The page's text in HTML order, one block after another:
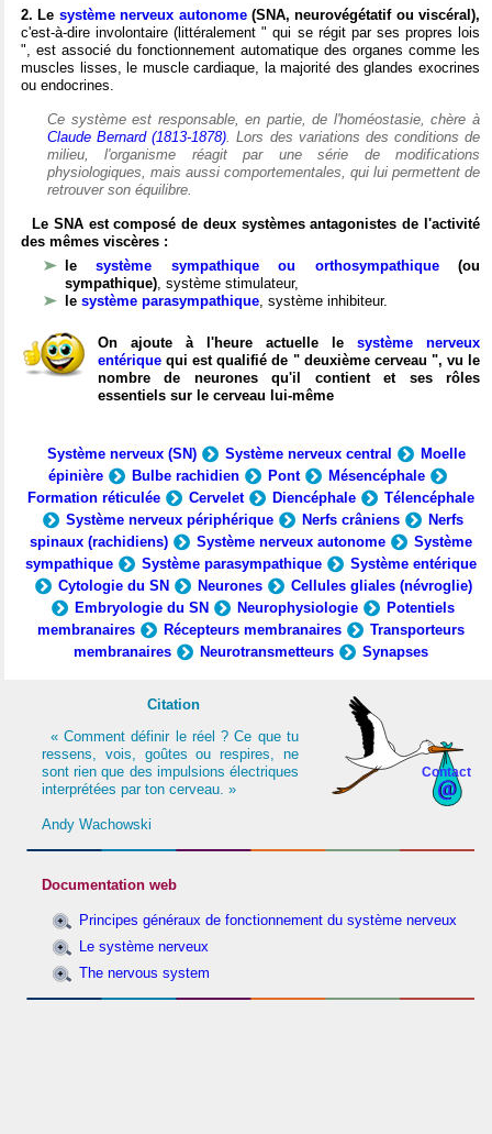
2. Le système nerveux autonome(SNA, neurovégétatif ou viscéral),
c'est-à-dire involontaire (littéralement " qui se régit par ses propres lois
", est associé du fonctionnement automatique des organes comme les
muscles lisses, le muscle cardiaque, la majorité des glandes exocrines
ou endocrines.
Ce système est responsable, en partie, de l'homéostasie, chère à
Claude Bernard (1813-1878). Lors des variations des conditions de
milieu, l'organisme réagit par une série de modifications
physiologiques, mais aussi comportementales, qui lui permettent de
retrouver son équilibre.
Le SNA est composé de deux systèmes antagonistes de l'activité
des mêmes viscères :
lesystème sympathique ou orthosympathique(ou
sympathique), système stimulateur,
le système parasympathique, système inhibiteur.
On ajoute à l'heure actuelle le système nerveux
entérique qui est qualifié de " deuxième cerveau ", vu le
nombre de neurones qu'il contient et ses rôles
essentiels sur le cerveau lui-même
Système nerveux (SN) Système nerveux central
Moelle
épinière
Bulbe rachidien Pont
Mésencéphale
Formation réticulée
Cervelet Diencéphale
Télencéphale
Système nerveux périphérique
Nerfs crâniens
Nerfs
spinaux (rachidiens)
Système nerveux autonome
Système
sympathique
Système parasympathique
Système entérique
Cytologie du SN
Neurones
Cellules gliales (névroglie)
Embryologie du SN
Neurophysiologie
Potentiels
membranaires
Récepteurs membranaires
Transporteurs
membranaires
Neurotransmetteurs Synapses
Contact
Citation
« Comment définir le réel ? Ce que tu
ressens, vois, goûtes ou respires, ne
sont rien que des impulsions électriques
interprétées par ton cerveau. »
Andy Wachowski
Documentation web
Principes généraux de fonctionnement du système nerveux
Le système nerveux
The nervous system